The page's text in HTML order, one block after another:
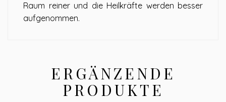
Raum reiner und die Heilkräfte werden besser
aufgenommen.
ERGÄNZENDE
PRODUKTE